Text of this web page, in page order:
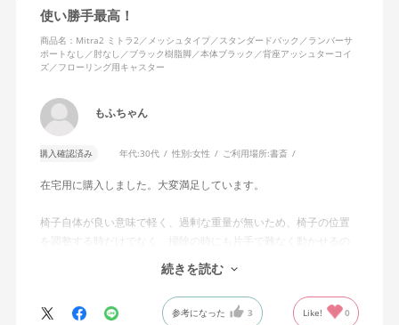
使い勝手最高！
商品名：Mitra2 ミトラ2／メッシュタイプ／スタンダードバック／ランバーサ
ポートなし／肘なし／ブラック樹脂脚／本体ブラック／背座アッシュターコイ
ズ／フローリング用キャスター
もふちゃん
購入確認済み 年代:30代 性別:女性 ご利用場所:書斎
在宅用に購入しました。大変満足しています。
椅子自体が良い意味で軽く、過剰な重量が無いため、椅子の位置
を調整する時だけでなく、掃除の時にも片手で難なく動かせるの
で、ストレスを感じません。
背中はメッシュ素材でハリがあり、沈み込みすぎないところが気
に入っています。色も画像通りのアッシュブルーで、部屋の差し
色になっています。
続きを読む
参考になった 3 Like! 0